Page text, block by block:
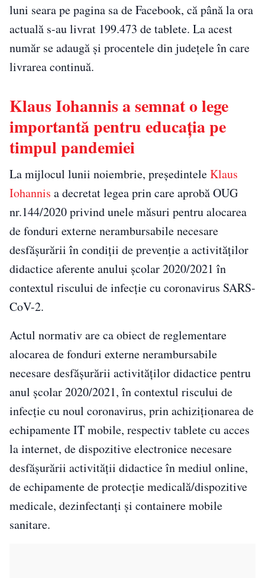
luni seara pe pagina sa de Facebook, că până la ora
actuală s-au livrat 199.473 de tablete. La acest
număr se adaugă și procentele din județele în care
livrarea continuă.
Klaus Iohannis a semnat o lege
importantă pentru educația pe
timpul pandemiei
La mijlocul lunii noiembrie, președinteleKlaus
Iohannis a decretat legea prin care aprobă OUG
nr.144/2020 privind unele măsuri pentru alocarea
de fonduri externe nerambursabile necesare
desfăşurării în condiţii de prevenţie a activităţilor
didactice aferente anului şcolar 2020/2021 în
contextul riscului de infecţie cu coronavirus SARS-
CoV-2.
Actul normativ are ca obiect de reglementare
alocarea de fonduri externe nerambursabile
necesare desfăşurării activităţilor didactice pentru
anul şcolar 2020/2021, în contextul riscului de
infecţie cu noul coronavirus, prin achiziţionarea de
echipamente IT mobile, respectiv tablete cu acces
la internet, de dispozitive electronice necesare
desfăşurării activităţii didactice în mediul online,
de echipamente de protecţie medicală/dispozitive
medicale, dezinfectanţi şi containere mobile
sanitare.